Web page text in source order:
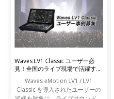
Waves LV1 Classic ユーザー必
見！全国のライブ現場で活躍する
Waves eMotion LV1 / LV1
Classic を導入されたユーザーの